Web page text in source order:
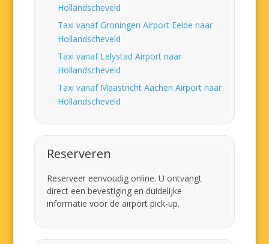
Hollandscheveld
Taxi vanaf Groningen Airport Eelde naar
Hollandscheveld
Taxi vanaf Lelystad Airport naar
Hollandscheveld
Taxi vanaf Maastricht Aachen Airport naar
Hollandscheveld
Reserveren
Reserveer eenvoudig online. U ontvangt
direct een bevestiging en duidelijke
informatie voor de airport pick-up.